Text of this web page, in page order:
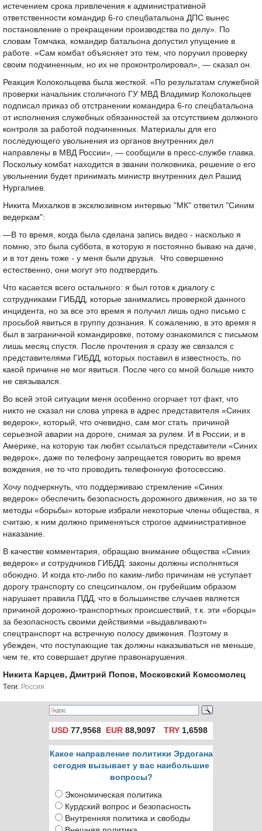
истечением срока привлечения к административной
ответственности командир 6-го спецбатальона ДПС вынес
постановление о прекращении производства по делу». По
словам Томчака, командир батальона допустил упущение в
работе. «Сам комбат объясняет это тем, что поручил проверку
своим подчиненным, но их не проконтролировал», — сказал он.
Реакция Колокольцева была жесткой. «По результатам служебной
проверки начальник столичного ГУ МВД Владимир Колокольцев
подписал приказ об отстранении командира 6-го спецбатальона
от исполнения служебных обязанностей за отсутствием должного
контроля за работой подчиненных. Материалы для его
последующего увольнения из органов внутренних дел
направлены в МВД России», — сообщили в пресс-службе главка.
Поскольку комбат находится в звании полковника, решение о его
увольнении будет принимать министр внутренних дел Рашид
Нургалиев.
Никита Михалков в эксклюзивном интервью "МК" ответил "Синим
ведеркам":
—В то время, когда была сделана запись видео - насколько я
помню, это была суббота, в которую я постоянно бываю на даче,
и в тот день тоже - у меня были друзья. Что совершенно
естественно, они могут это подтвердить.
Что касается всего остального: я был готов к диалогу с
сотрудниками ГИБДД, которые занимались проверкой данного
инцидента, но за все это время я получил лишь одно письмо с
просьбой явиться в группу дознания. К сожалению, в это время я
был в заграничной командировке, потому ознакомился с письмом
лишь месяц спустя. После прочтения я сразу же связался с
представителями ГИБДД, которых поставил в известность, по
какой причине не мог явиться. После чего со мной больше никто
не связывался.
Во всей этой ситуации меня особенно огорчает тот факт, что
никто не сказал ни слова упрека в адрес представителя «Синих
ведерок», который, что очевидно, сам мог стать причиной
серьезной аварии на дороге, снимая за рулем. И в России, и в
Америке, на которую так любят ссылаться представители «Синих
ведерок», даже по телефону запрещается говорить во время
вождения, не то что проводить телефонную фотосессию.
Хочу подчеркнуть, что поддерживаю стремление «Синих
ведерок» обеспечить безопасность дорожного движения, но за те
методы «борьбы» которые избрали некоторые члены общества, я
считаю, к ним должно применяться строгое административное
наказание.
В качестве комментария, обращаю внимание общества «Синих
ведерок» и сотрудников ГИБДД: законы должны исполняться
обоюдно. И когда кто-либо по каким-либо причинам не уступает
дорогу транспорту со спецсигналом, он грубейшим образом
нарушает правила ПДД, что в большинстве случаев является
причиной дорожно-транспортных происшествий, т.к. эти «борцы»
за безопасность своими действиями «выдавливают»
спецтранспорт на встречную полосу движения. Поэтому я
убежден, что поступающие так должны наказываться не меньше,
чем те, кто совершает другие правонарушения.
Никита Карцев, Дмитрий Попов, Московский Комсомолец
Tеги: Россия
USD 77,9568 EUR 88,9097 TRY1,6598
Какое направление политики Эрдогана
сегодня вызывает у вас наибольшие
вопросы?
Экономическая политика
Курдский вопрос и безопасность
Внутренняя политика и свободы